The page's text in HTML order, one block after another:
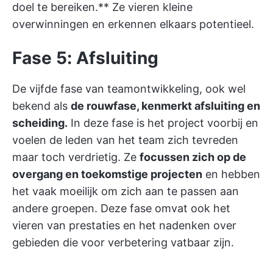
doel te bereiken.** Ze vieren kleine
overwinningen en erkennen elkaars potentieel.
Fase 5: Afsluiting
De vijfde fase van teamontwikkeling, ook wel
bekend als de rouwfase, kenmerkt afsluiting en
scheiding. In deze fase is het project voorbij en
voelen de leden van het team zich tevreden
maar toch verdrietig. Ze focussen zich op de
overgang en toekomstige projecten en hebben
het vaak moeilijk om zich aan te passen aan
andere groepen. Deze fase omvat ook het
vieren van prestaties en het nadenken over
gebieden die voor verbetering vatbaar zijn.